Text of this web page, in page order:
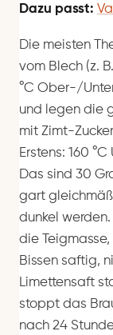
Dazu passt:
Die meisten
vom Blech (z.
°C Ober-/
und legen die
mit Zimt-
Erstens: 160
Das sind 30
gart
dunkel
die
Bissen saftig,
Limettensaft
stoppt das
nach 24